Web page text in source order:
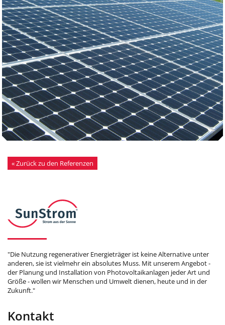
« Zurück zu den Referenzen
"Die Nutzung regenerativer Energieträger ist keine Alternative unter
anderen, sie ist vielmehr ein absolutes Muss. Mit unserem Angebot -
der Planung und Installation von Photovoltaikanlagen jeder Art und
Größe - wollen wir Menschen und Umwelt dienen, heute und in der
Zukunft."
Kontakt